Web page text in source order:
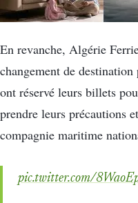
En revanche, Algérie
changement de
ont réservé leurs billets
prendre leurs précautions
compagnie maritime
pic.twitter.com/